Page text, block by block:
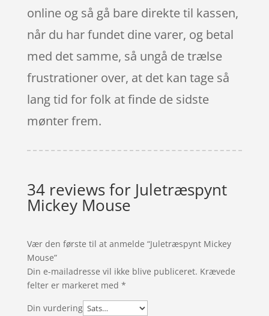
online og så gå bare direkte til kassen,
når du har fundet dine varer, og betal
med det samme, så ungå de trælse
frustrationer over, at det kan tage så
lang tid for folk at finde de sidste
mønter frem.
34 reviews for Juletræspynt
Mickey Mouse
Vær den første til at anmelde “Juletræspynt Mickey
Mouse”
Din e-mailadresse vil ikke blive publiceret. Krævede
felter er markeret med *
Din vurdering